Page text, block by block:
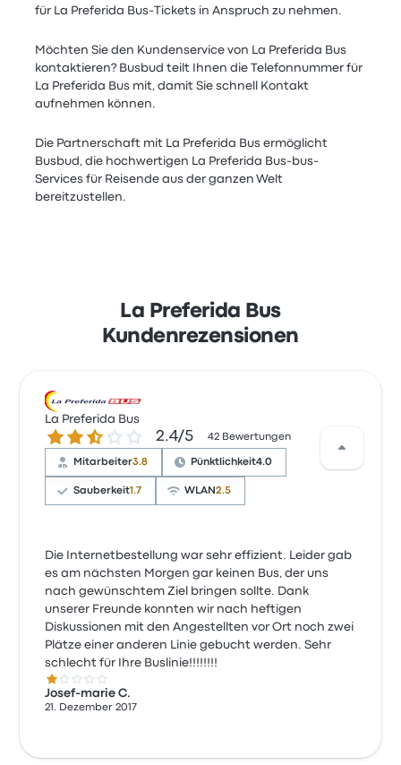
für La Preferida Bus-Tickets in Anspruch zu nehmen.
Möchten Sie den Kundenservice von La Preferida Bus
kontaktieren? Busbud teilt Ihnen die Telefonnummer für
La Preferida Bus mit, damit Sie schnell Kontakt
aufnehmen können.
Die Partnerschaft mit La Preferida Bus ermöglicht
Busbud, die hochwertigen La Preferida Bus-bus-
Services für Reisende aus der ganzen Welt
bereitzustellen.
La Preferida Bus
Kundenrezensionen
La Preferida Bus
2.4 von 5 Sternen2.4/5 42 Bewertungen
Mitarbeiter3.8 Pünktlichkeit4.0
Sauberkeit1.7 WLAN2.5
Die Internetbestellung war sehr effizient. Leider gab
es am nächsten Morgen gar keinen Bus, der uns
nach gewünschtem Ziel bringen sollte. Dank
unserer Freunde konnten wir nach heftigen
Diskussionen mit den Angestellten vor Ort noch zwei
Plätze einer anderen Linie gebucht werden. Sehr
schlecht für Ihre Buslinie!!!!!!!!
1.0 von 5 Sternen
Josef-marie C.
21. Dezember 2017